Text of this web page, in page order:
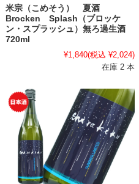
米宗（こめそう） 夏酒
Brocken Splash（ブロッケ
ン・スプラッシュ）無ろ過生酒
720ml
¥1,840(税込 ¥2,024)
在庫 2 本